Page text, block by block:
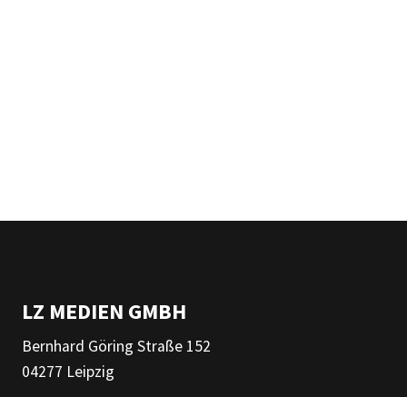
LZ MEDIEN GMBH
Bernhard Göring Straße 152
04277 Leipzig